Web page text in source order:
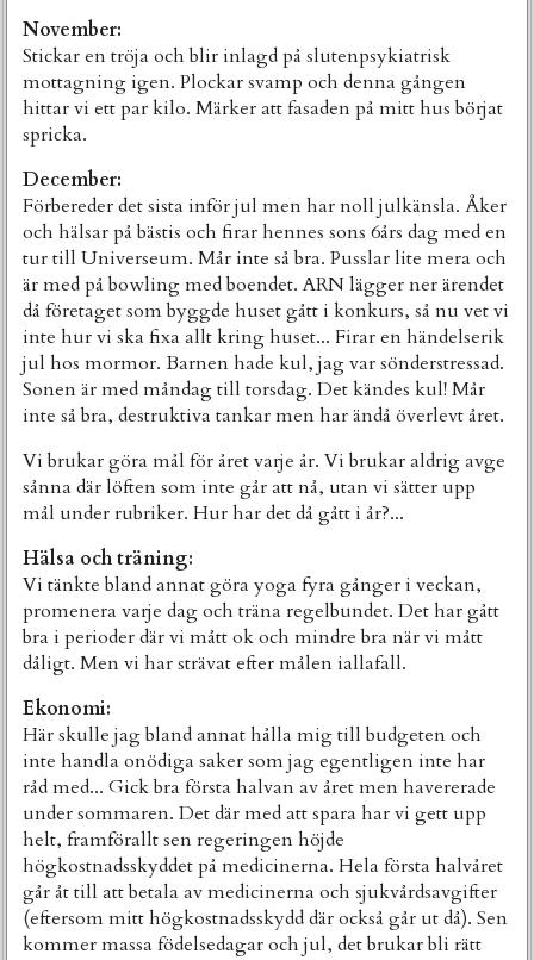
November:
Stickar en tröja och blir inlagd på slutenpsykiatrisk
mottagning igen. Plockar svamp och denna gången
hittar vi ett par kilo. Märker att fasaden på mitt hus börjat
spricka.
December:
Förbereder det sista inför jul men har noll julkänsla. Åker
och hälsar på bästis och firar hennes sons 6års dag med en
tur till Universeum. Mår inte så bra. Pusslar lite mera och
är med på bowling med boendet. ARN lägger ner ärendet
då företaget som byggde huset gått i konkurs, så nu vet vi
inte hur vi ska fixa allt kring huset... Firar en händelserik
jul hos mormor. Barnen hade kul, jag var sönderstressad.
Sonen är med måndag till torsdag. Det kändes kul! Mår
inte så bra, destruktiva tankar men har ändå överlevt året.
Vi brukar göra mål för året varje år. Vi brukar aldrig avge
sånna där löften som inte går att nå, utan vi sätter upp
mål under rubriker. Hur har det då gått i år?...
Hälsa och träning:
Vi tänkte bland annat göra yoga fyra gånger i veckan,
promenera varje dag och träna regelbundet. Det har gått
bra i perioder där vi mått ok och mindre bra när vi mått
dåligt. Men vi har strävat efter målen iallafall.
Ekonomi:
Här skulle jag bland annat hålla mig till budgeten och
inte handla onödiga saker som jag egentligen inte har
råd med... Gick bra första halvan av året men havererade
under sommaren. Det där med att spara har vi gett upp
helt, framförallt sen regeringen höjde
högkostnadsskyddet på medicinerna. Hela första halvåret
går åt till att betala av medicinerna och sjukvårdsavgifter
(eftersom mitt högkostnadsskydd där också går ut då). Sen
kommer massa födelsedagar och jul, det brukar bli rätt